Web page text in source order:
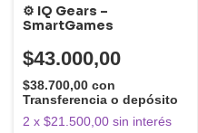
⚙️ IQ Gears –
SmartGames
$43.000,00
$38.700,00 con
Transferencia o depósito
2 x $21.500,00 sin interés